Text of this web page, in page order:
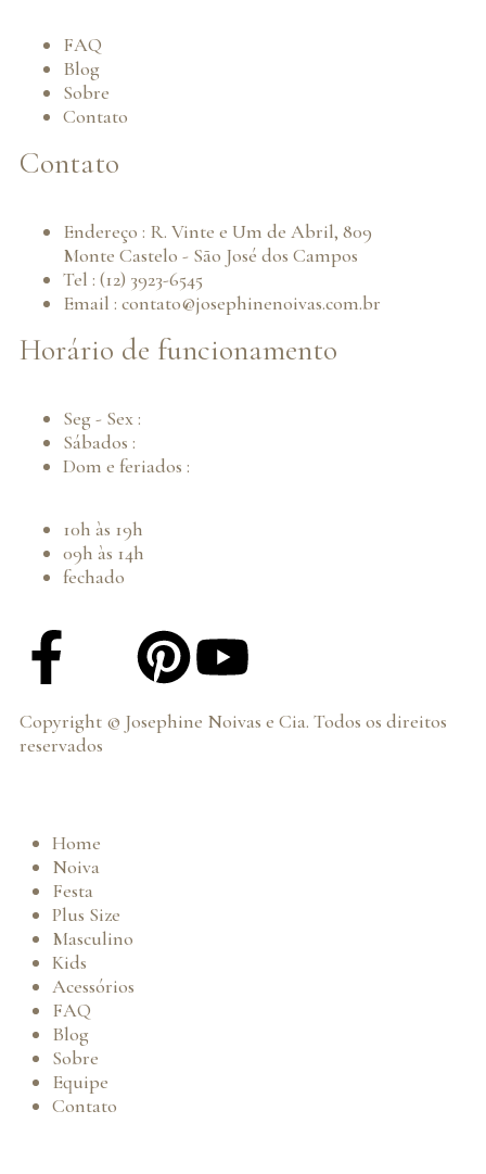
FAQ
Blog
Sobre
Contato
Contato
Endereço : R. Vinte e Um de Abril, 809
Monte Castelo - São José dos Campos
Tel : (12) 3923-6545
Email : contato@josephinenoivas.com.br
Horário de funcionamento
Seg - Sex :
Sábados :
Dom e feriados :
10h às 19h
09h às 14h
fechado
Copyright © Josephine Noivas e Cia. Todos os direitos
reservados
Home
Noiva
Festa
Plus Size
Masculino
Kids
Acessórios
FAQ
Blog
Sobre
Equipe
Contato